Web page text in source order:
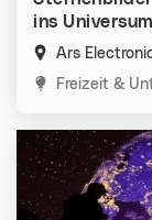
ins Universum
Ars
Kategorien:
Freizeit &